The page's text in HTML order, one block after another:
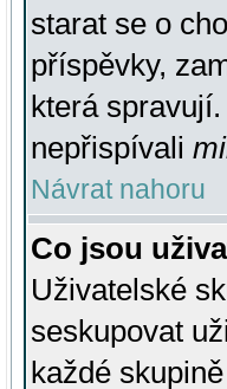
starat se o
příspěvky,
která
nepřispívali
Návrat nahoru
Co jsou
Uživatelské
seskupovat
každé